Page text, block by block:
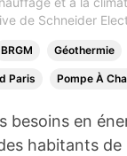
de Schneider
BRGM Géothermie
Paris Pompe À
besoins en
habitants